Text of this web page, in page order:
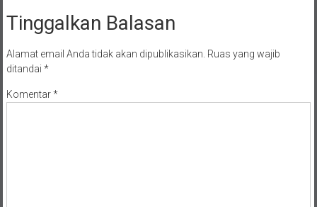
Tinggalkan Balasan
Alamat email Anda tidak akan dipublikasikan. Ruas yang wajib
ditandai *
Komentar*